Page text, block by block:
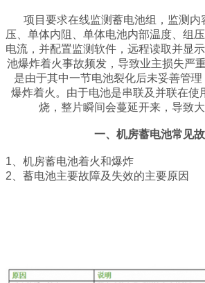
项目要求在线监测蓄电池组，监测内
压、单体内阻、单体电池内部温度、组
电流，并配置监测软件，远程读取并显示
池爆炸着火事故频发，导致业主损失
是由于其中一节电池裂化后未妥善管
爆炸着火。由于电池是串联及并联在使
烧，整片瞬间会蔓延开来，导致大
一、机房蓄电池常见
1、机房蓄电池着火和爆炸
2、蓄电池主要故障及失效的主要原因